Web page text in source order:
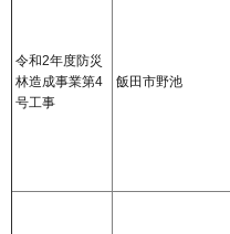
令和2年度防災
林造成事業第4
号工事
飯田市野池